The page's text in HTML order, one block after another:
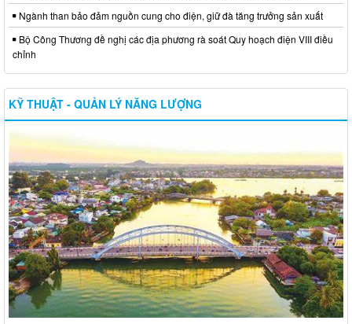
Ngành than bảo đảm nguồn cung cho điện, giữ đà tăng trưởng sản xuất
Bộ Công Thương đề nghị các địa phương rà soát Quy hoạch điện VIII điều
chỉnh
KỸ THUẬT - QUẢN LÝ NĂNG LƯỢNG